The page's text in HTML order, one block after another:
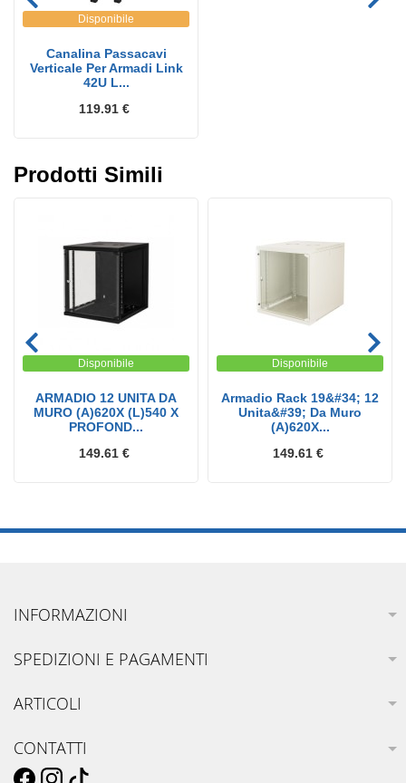
Disponibile
Canalina Passacavi
Verticale Per Armadi Link
42U L...
119.91 €
Prodotti Simili
Disponibile
ARMADIO 12 UNITA DA
MURO (A)620X (L)540 X
PROFOND...
149.61 €
Disponibile
Armadio Rack 19&#34; 12
Unita&#39; Da Muro
(A)620X...
149.61 €
INFORMAZIONI
SPEDIZIONI E PAGAMENTI
ARTICOLI
CONTATTI